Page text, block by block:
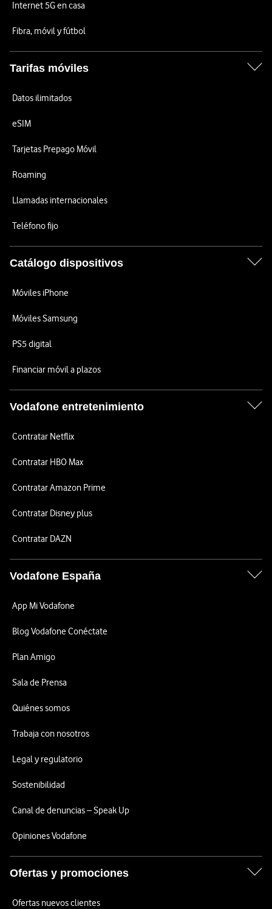
Internet 5G en casa
Fibra, móvil y fútbol
Tarifas móviles
Datos ilimitados
eSIM
Tarjetas Prepago Móvil
Roaming
Llamadas internacionales
Teléfono fijo
Catálogo dispositivos
Móviles iPhone
Móviles Samsung
PS5 digital
Financiar móvil a plazos
Vodafone entretenimiento
Contratar Netflix
Contratar HBO Max
Contratar Amazon Prime
Contratar Disney plus
Contratar DAZN
Vodafone España
App Mi Vodafone
Blog Vodafone Conéctate
Plan Amigo
Sala de Prensa
Quiénes somos
Trabaja con nosotros
Legal y regulatorio
Sostenibilidad
Canal de denuncias – Speak Up
Opiniones Vodafone
Ofertas y promociones
Ofertas nuevos clientes